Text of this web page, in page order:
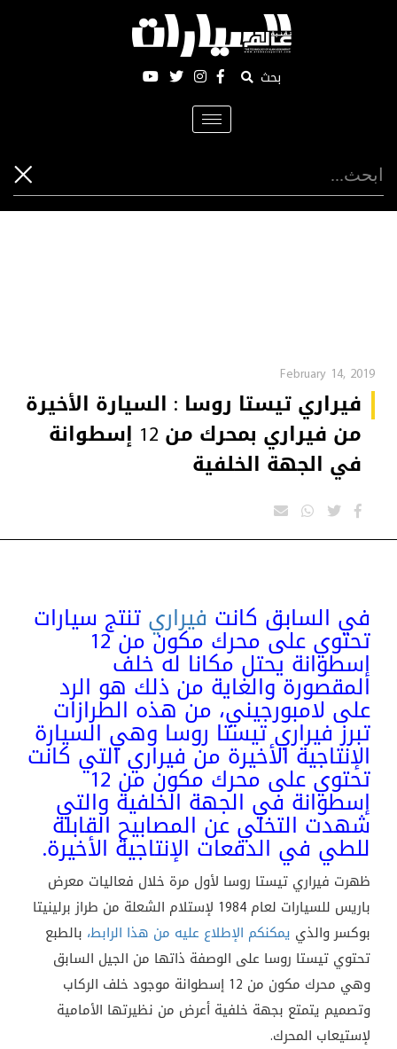
بحث
Toggle
navigation
February 14, 2019
فيراري تيستا روسا : السيارة الأخيرة
من فيراري بمحرك من 12 إسطوانة
في الجهة الخلفية
في السابق كانت فيراريتنتج سيارات
تحتوي على محرك مكون من 12
إسطوانة يحتل مكانا له خلف
المقصورة والغاية من ذلك هو الرد
على لامبورجيني، من هذه الطرازات
تبرز فيراري تيستا روسا وهي السيارة
الإنتاجية الأخيرة من فيراري التي كانت
تحتوي على محرك مكون من 12
إسطوانة في الجهة الخلفية والتي
شهدت التخلي عن المصابيح القابلة
للطي في الدفعات الإنتاجية الأخيرة.
ظهرت فيراري تيستا روسا لأول مرة خلال فعاليات معرض
باريس للسيارات لعام 1984 لإستلام الشعلة من طراز برلينيتا
بوكسر والذي يمكنكم الإطلاع عليه من هذا الرابط، بالطبع
تحتوي تيستا روسا على الوصفة ذاتها من الجيل السابق
وهي محرك مكون من 12 إسطوانة موجود خلف الركاب
وتصميم يتمتع بجهة خلفية أعرض من نظيرتها الأمامية
لإستيعاب المحرك.